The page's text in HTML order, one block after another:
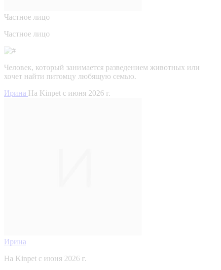
Частное лицо
Частное лицо
Человек, который занимается разведением животных или
хочет найти питомцу любящую семью.
Ирина На Kinpet c июня 2026 г.
Ирина
На Kinpet c июня 2026 г.